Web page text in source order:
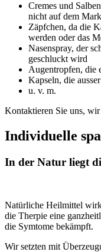
Cremes und
nicht auf dem
Zäpfchen, da die
werden oder das
Nasenspray, der
geschluckt wird
Augentropfen, die
Kapseln, die
u. v. m.
Kontaktieren Sie uns,
Individuelle
In der Natur liegt
Natürliche Heilmittel
die Therpie eine
die Symtome bekämpft.
Wir setzten mit